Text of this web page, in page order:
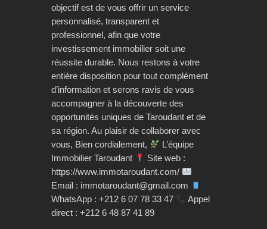
objectif est de vous offrir un service
personnalisé, transparent et
professionnel, afin que votre
investissement immobilier soit une
réussite durable. Nous restons à votre
entière disposition pour tout complément
d’information et serons ravis de vous
accompagner à la découverte des
opportunités uniques de Taroudant et de
sa région. Au plaisir de collaborer avec
vous, Bien cordialement,
L’équipe
Immobilier Taroudant
Site web :
https://www.immotaroudant.com/
Email : immotaroudant@gmail.com
WhatsApp : +212 6 07 78 33 47
Appel
direct : +212 6 48 87 41 89